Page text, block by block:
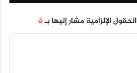
الحقول الإلزامية مشار إليها بـ*